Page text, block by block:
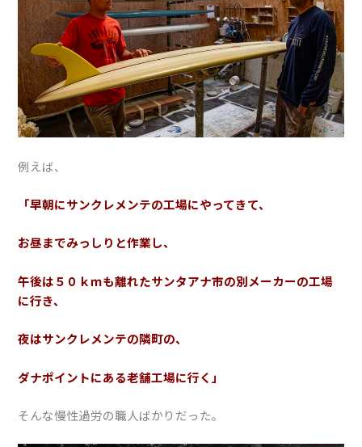
例えば、
「早朝にサンクレメンテの工場にやってきて、
お昼までみっしりと作業し、
午後は５０ｋｍも離れたサンタアナ市の別メーカーの工場
に行き、
夜はサンクレメンテの隣町の、
ダナポイントにある老舗工場に行く」
そんな慢性過労の職人ばかりだった。